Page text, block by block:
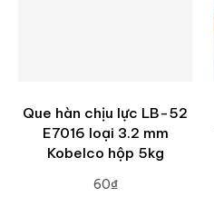
Que hàn chịu lực LB-52
E7016 loại 3.2 mm
Kobelco hộp 5kg
60₫